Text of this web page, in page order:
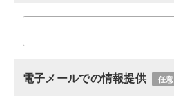
電子メールでの情報提供 任意